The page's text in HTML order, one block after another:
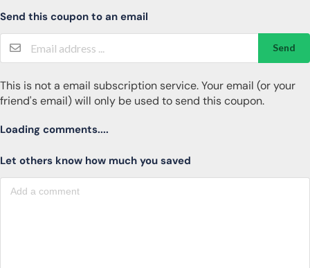
Send this coupon to an email
Send
This is not a email subscription service. Your email (or your
friend's email) will only be used to send this coupon.
Loading comments....
Let others know how much you saved